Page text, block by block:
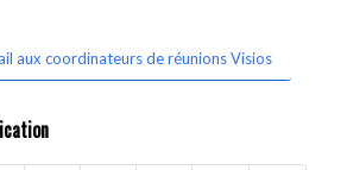
aux coordinateurs de réunions Visios